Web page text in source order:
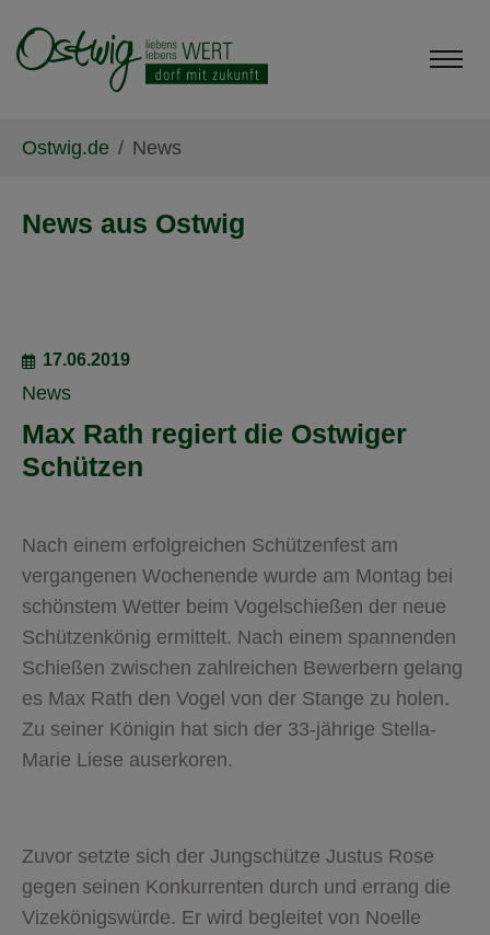
Ostwig.de News
News aus Ostwig
17.06.2019
News
Max Rath regiert die Ostwiger
Schützen
Nach einem erfolgreichen Schützenfest am
vergangenen Wochenende wurde am Montag bei
schönstem Wetter beim Vogelschießen der neue
Schützenkönig ermittelt. Nach einem spannenden
Schießen zwischen zahlreichen Bewerbern gelang
es Max Rath den Vogel von der Stange zu holen.
Zu seiner Königin hat sich der 33-jährige Stella-
Marie Liese auserkoren.
Zuvor setzte sich der Jungschütze Justus Rose
gegen seinen Konkurrenten durch und errang die
Vizekönigswürde. Er wird begleitet von Noelle